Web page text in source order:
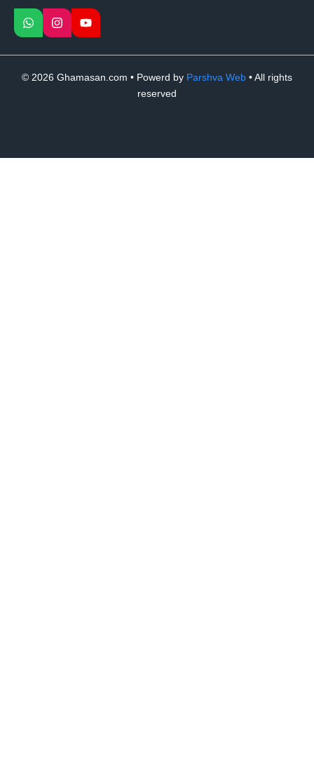
© 2026 Ghamasan.com • Powerd by Parshva Web • All rights
reserved